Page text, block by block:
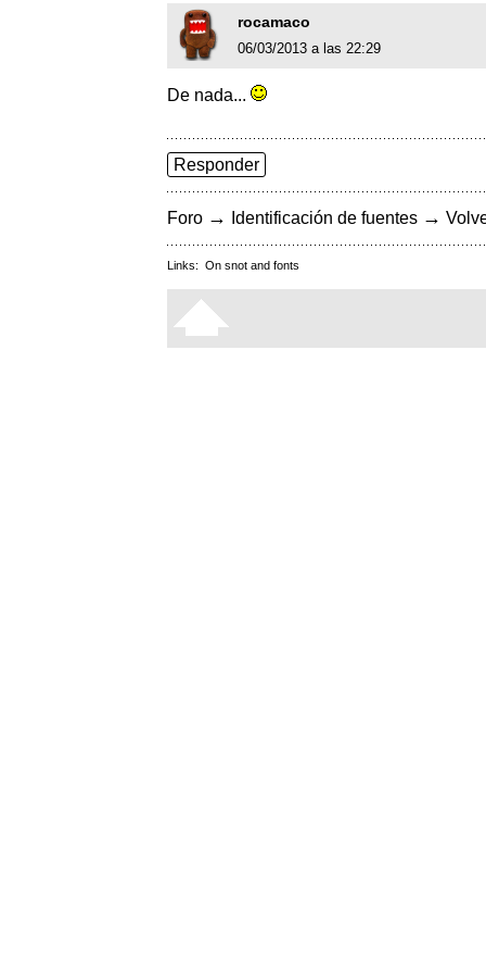
rocamaco
06/03/2013 a las 22:29
De nada...
Responder
Foro → Identificación de fuentes →
Links: On snot and fonts